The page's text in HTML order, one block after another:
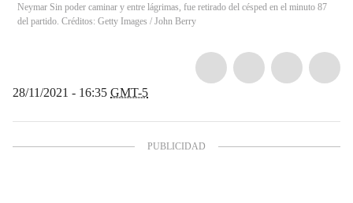
Neymar Sin poder caminar y entre lágrimas, fue retirado del césped en el minuto 87
del partido. Créditos: Getty Images / John Berry
28/11/2021 - 16:35 GMT-5